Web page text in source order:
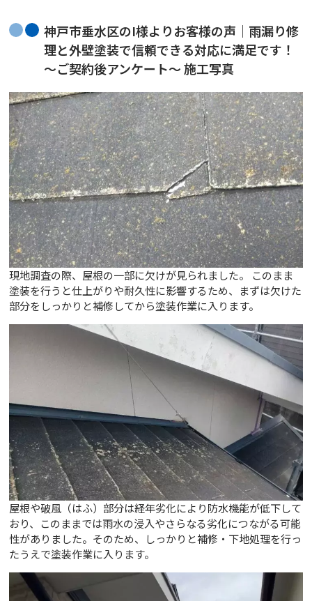
神戸市垂水区のI様よりお客様の声｜雨漏り修
理と外壁塗装で信頼できる対応に満足です！
～ご契約後アンケート～ 施工写真
現地調査の際、屋根の一部に欠けが見られました。 このまま
塗装を行うと仕上がりや耐久性に影響するため、まずは欠けた
部分をしっかりと補修してから塗装作業に入ります。
屋根や破風（はふ）部分は経年劣化により防水機能が低下して
おり、このままでは雨水の浸入やさらなる劣化につながる可能
性がありました。そのため、しっかりと補修・下地処理を行っ
たうえで塗装作業に入ります。